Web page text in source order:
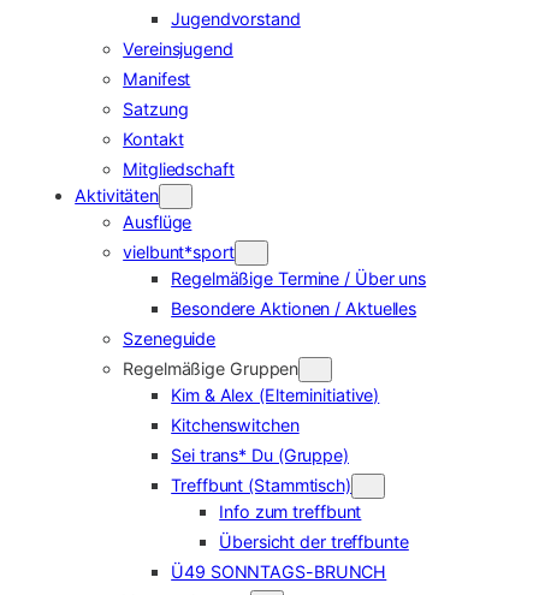
Jugendvorstand
Vereinsjugend
Manifest
Satzung
Kontakt
Mitgliedschaft
Aktivitäten
Ausflüge
vielbunt*sport
Regelmäßige Termine / Über uns
Besondere Aktionen / Aktuelles
Szeneguide
Regelmäßige Gruppen
Kim & Alex (Elterninitiative)
Kitchenswitchen
Sei trans* Du (Gruppe)
Treffbunt (Stammtisch)
Info zum treffbunt
Übersicht der treffbunte
Ü49 SONNTAGS-BRUNCH